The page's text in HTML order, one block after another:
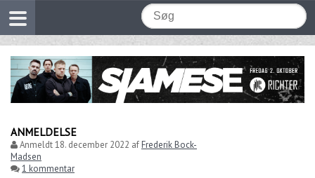
ANMELDELSE
Anmeldt18. december 2022 afFrederik Bock-
Madsen
1 kommentar